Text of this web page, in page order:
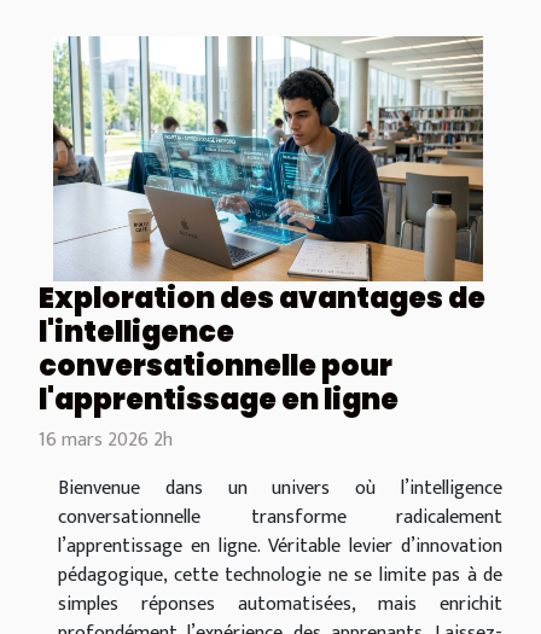
Exploration des avantages de
l'intelligence
conversationnelle pour
l'apprentissage en ligne
16 mars 2026 2h
Bienvenue dans un univers où l’intelligence
conversationnelle transforme radicalement
l’apprentissage en ligne. Véritable levier d’innovation
pédagogique, cette technologie ne se limite pas à de
simples réponses automatisées, mais enrichit